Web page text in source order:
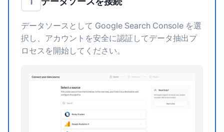
データソースとして Google Search Console を選
択し、アカウントを安全に認証してデータ抽出プ
ロセスを開始してください。